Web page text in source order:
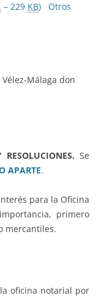
– 229 KB)
Otros
Málaga don
RESOLUCIONES.Se
APARTE.
para la Oficina
primero
mercantiles.
oficina notarial por